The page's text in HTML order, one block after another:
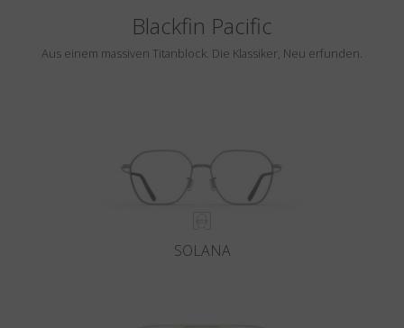
Blackfin Pacific
Aus einem massiven Titanblock. Die Klassiker, Neu erfunden.
SOLANA